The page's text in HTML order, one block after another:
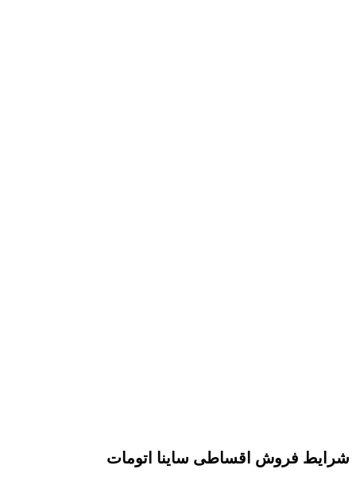
شرایط فروش اقساطی ساینا اتومات